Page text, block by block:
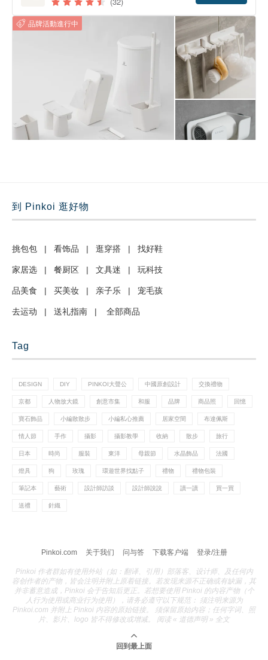
到 Pinkoi 逛好物
挑包包 | 看饰品 | 逛穿搭 | 找好鞋
家居选 | 餐厨区 | 文具迷 | 玩科技
品美食 | 买美妆 | 亲子乐 | 宠毛孩
去运动 | 送礼指南 | 全部商品
Tag
DESIGN DIY PINKOI大聲公 中國原創設計 交換禮物
京都 人物放大鏡 創意市集 和服 品牌 商品照 回憶
寶石飾品 小編散散步 小編私心推薦 居家空間 布達佩斯
情人節 手作 攝影 攝影教學 收納 散步 旅行
日本 時尚 服裝 東洋 母親節 水晶飾品 法國
燈具 狗 玫瑰 環遊世界找點子 禮物 禮物包裝
筆記本 藝術 設計師訪談 設計師說說 讀一讀 買一買
送禮 針織
Pinkoi.com 关于我们 问与答 下载客户端 登录/注册
Pinkoi 作者群如有使用外站（如：翻译、引用）部落客、设计师、及任何内
容创作者的产物，皆会注明并附上原着链接。若发现来源不正确或有缺漏，其
并非蓄意造成，Pinkoi 会于告知后更正。若想要使用 Pinkoi 的内容产物（个
人行为使用或商业行为使用），请务必遵守以下规范： 须注明来源为
Pinkoi.com 并附上 Pinkoi 内容的原始链接。 须保留原始内容；任何字词、照
片、影片、logo 皆不得修改或增减。 阅读 « 道德声明 » 全文
回到最上面